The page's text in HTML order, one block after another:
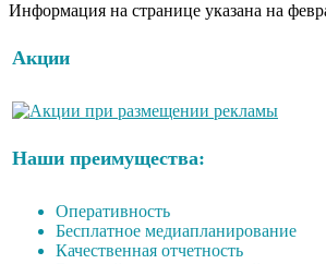
Информация на странице указана на
Акции
Наши преимущества:
Оперативность
Бесплатное медиапланирование
Качественная отчетность